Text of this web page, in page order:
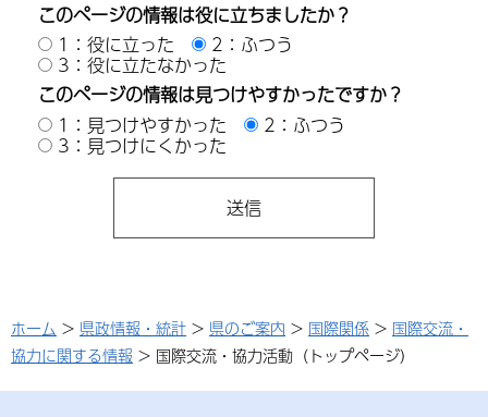
このページの情報は役に立ちましたか？
1：役に立った
2：ふつう
3：役に立たなかった
このページの情報は見つけやすかったですか？
1：見つけやすかった
2：ふつう
3：見つけにくかった
ホーム > 県政情報・統計 > 県のご案内 > 国際関係 > 国際交流・
協力に関する情報 > 国際交流・協力活動（トップページ）